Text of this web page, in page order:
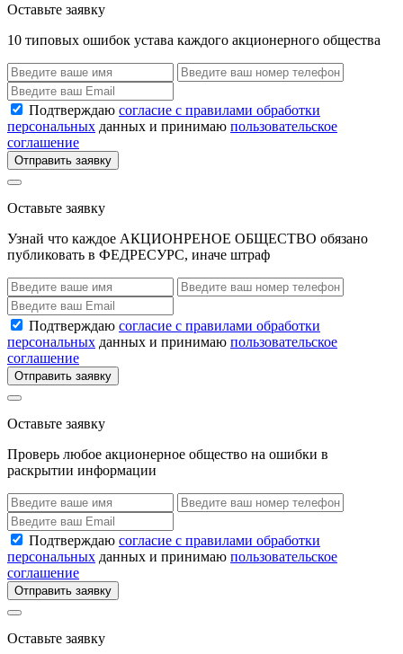
Оставьте заявку
10 типовых ошибок устава каждого акционерного общества
Подтверждаю согласие с правилами обработки
персональных данных и принимаю пользовательское
соглашение
Отправить заявку
Оставьте заявку
Узнай что каждое АКЦИОНРЕНОЕ ОБЩЕСТВО обязано
публиковать в ФЕДРЕСУРС, иначе штраф
Подтверждаю согласие с правилами обработки
персональных данных и принимаю пользовательское
соглашение
Отправить заявку
Оставьте заявку
Проверь любое акционерное общество на ошибки в
раскрытии информации
Подтверждаю согласие с правилами обработки
персональных данных и принимаю пользовательское
соглашение
Отправить заявку
Оставьте заявку